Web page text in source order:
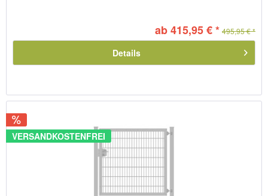
ab 415,95 € * 495,95 € *
Details
VERSANDKOSTENFREI